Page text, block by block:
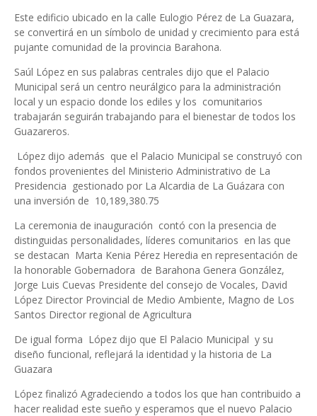
Este edificio ubicado en la calle Eulogio Pérez de La Guazara,
se convertirá en un símbolo de unidad y crecimiento para está
pujante comunidad de la provincia Barahona.
Saúl López en sus palabras centrales dijo que el Palacio
Municipal será un centro neurálgico para la administración
local y un espacio donde los ediles y los comunitarios
trabajarán seguirán trabajando para el bienestar de todos los
Guazareros.
López dijo además que el Palacio Municipal se construyó con
fondos provenientes del Ministerio Administrativo de La
Presidencia gestionado por La Alcardia de La Guázara con
una inversión de 10,189,380.75
La ceremonia de inauguración contó con la presencia de
distinguidas personalidades, líderes comunitarios en las que
se destacan Marta Kenia Pérez Heredia en representación de
la honorable Gobernadora de Barahona Genera González,
Jorge Luis Cuevas Presidente del consejo de Vocales, David
López Director Provincial de Medio Ambiente, Magno de Los
Santos Director regional de Agricultura
De igual forma López dijo que El Palacio Municipal y su
diseño funcional, reflejará la identidad y la historia de La
Guazara
López finalizó Agradeciendo a todos los que han contribuido a
hacer realidad este sueño y esperamos que el nuevo Palacio